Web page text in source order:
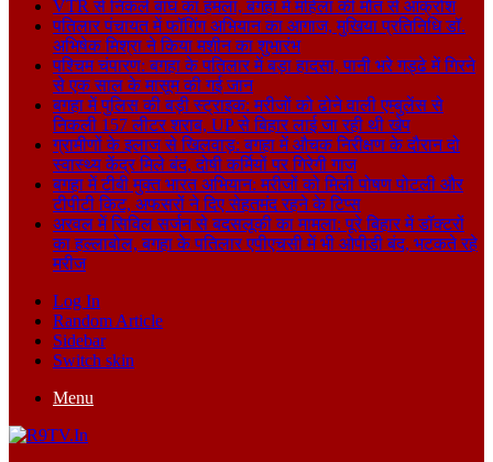
VTR से निकले बाघ का हमला, बगहा में महिला की मौत से आक्रोश
पतिलार पंचायत में फॉगिंग अभियान का आगाज, मुखिया प्रतिनिधि डॉ.
अभिषेक मिश्रा ने किया मशीन का शुभारंभ
पश्चिम चंपारण: बगहा के पतिलार में बड़ा हादसा, पानी भरे गड्ढे में गिरने
से एक साल के मासूम की गई जान
बगहा में पुलिस की बड़ी स्ट्राइक: मरीजों को ढोने वाली एम्बुलेंस से
निकली 157 लीटर शराब, UP से बिहार लाई जा रही थी खेप
ग्रामीणों के इलाज से खिलवाड़: बगहा में औचक निरीक्षण के दौरान दो
स्वास्थ्य केंद्र मिले बंद, दोषी कर्मियों पर गिरेगी गाज
बगहा में टीबी मुक्त भारत अभियान: मरीजों को मिली पोषण पोटली और
टीपीटी किट, अफसरों ने दिए सेहतमंद रहने के टिप्स
अरवल में सिविल सर्जन से बदसलूकी का मामला: पूरे बिहार में डॉक्टरों
का हल्लाबोल, बगहा के पतिलार एपीएचसी में भी ओपीडी बंद, भटकते रहे
मरीज
Log In
Random Article
Sidebar
Switch skin
Menu